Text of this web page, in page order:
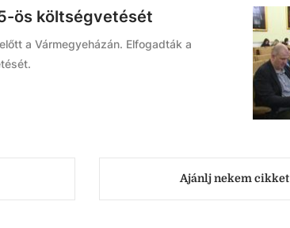
ös költségvetését
a Vármegyeházán. Elfogadták a
Ajánlj nekem cikket